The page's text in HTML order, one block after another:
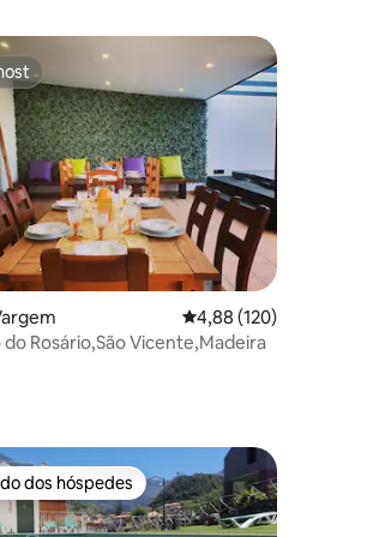
média de 5, 94 avaliações
4,88 de uma avaliação
4,88 (120)
do Rosário,São Vicente,Madeira
dos hóspedes
dos hóspedes